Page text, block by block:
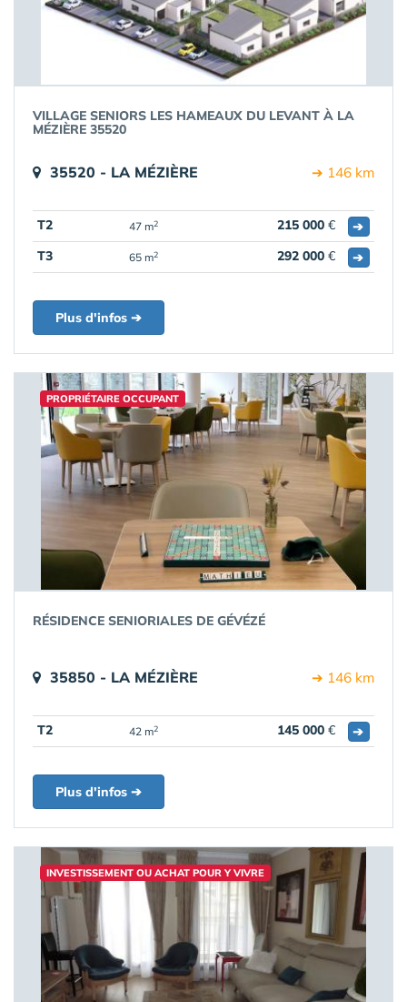
VILLAGE SENIORS LES HAMEAUX DU LEVANT À LA
MÉZIÈRE 35520
35520 - LA MÉZIÈRE ➔ 146 km
T2 47 m2 215 000 €
➔
T3
65 m2 292 000 € ➔
Plus d'infos ➔
PROPRIÉTAIRE OCCUPANT
RÉSIDENCE SENIORIALES DE GÉVÉZÉ
35850 - LA MÉZIÈRE ➔ 146 km
T2 42 m2 145 000 € ➔
Plus d'infos ➔
INVESTISSEMENT OU ACHAT POUR Y VIVRE